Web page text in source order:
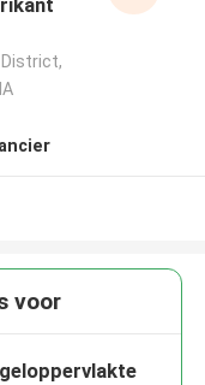
District,
voor